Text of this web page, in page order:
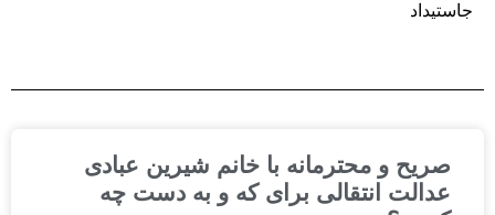
صریح و محترمانه با خانم شیرین عبادی
عدالت انتقالی برای که و به دست چه